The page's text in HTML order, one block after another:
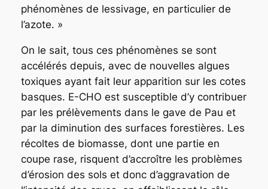
phénomènes de lessivage, en particulier de
l’azote. »
On le sait, tous ces phénomènes se sont
accélérés depuis, avec de nouvelles algues
toxiques ayant fait leur apparition sur les cotes
basques. E-CHO est susceptible d’y contribuer
par les prélèvements dans le gave de Pau et
par la diminution des surfaces forestières. Les
récoltes de biomasse, dont une partie en
coupe rase, risquent d’accroître les problèmes
d’érosion des sols et donc d’aggravation de